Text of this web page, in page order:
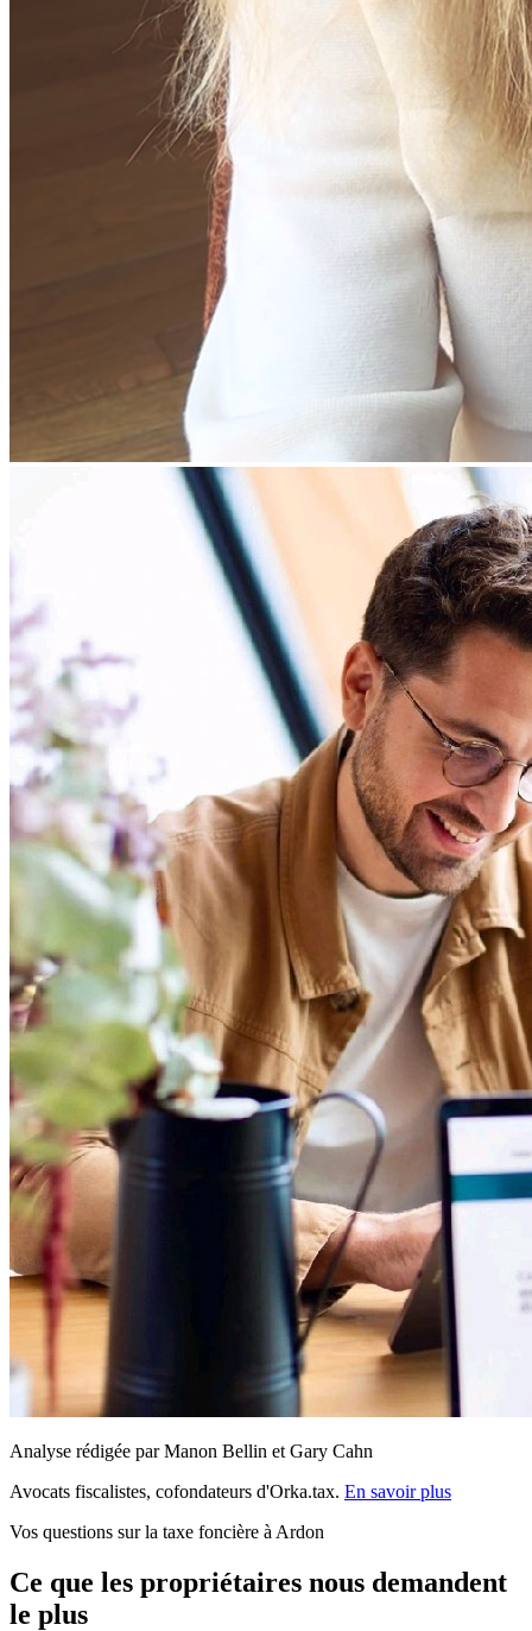
Analyse rédigée par Manon Bellin et Gary Cahn
Avocats fiscalistes, cofondateurs d'Orka.tax. En savoir plus
Vos questions sur la taxe foncière à Ardon
Ce que les propriétaires nous demandent
le plus